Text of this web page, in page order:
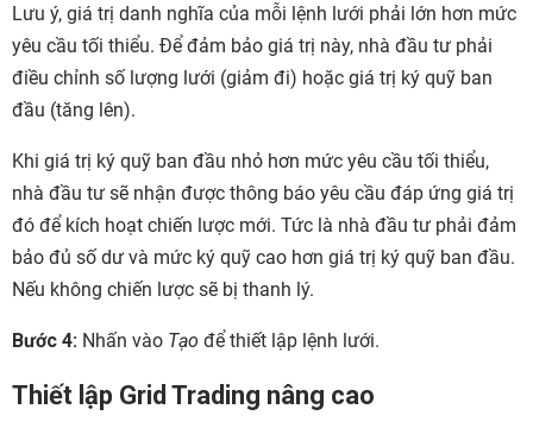
Lưu ý, giá trị danh nghĩa của mỗi lệnh lưới phải lớn hơn mức
yêu cầu tối thiểu. Để đảm bảo giá trị này, nhà đầu tư phải
điều chỉnh số lượng lưới (giảm đi) hoặc giá trị ký quỹ ban
đầu (tăng lên).
Khi giá trị ký quỹ ban đầu nhỏ hơn mức yêu cầu tối thiểu,
nhà đầu tư sẽ nhận được thông báo yêu cầu đáp ứng giá trị
đó để kích hoạt chiến lược mới. Tức là nhà đầu tư phải đảm
bảo đủ số dư và mức ký quỹ cao hơn giá trị ký quỹ ban đầu.
Nếu không chiến lược sẽ bị thanh lý.
Bước 4: Nhấn vào Tạo để thiết lập lệnh lưới.
Thiết lập Grid Trading nâng cao